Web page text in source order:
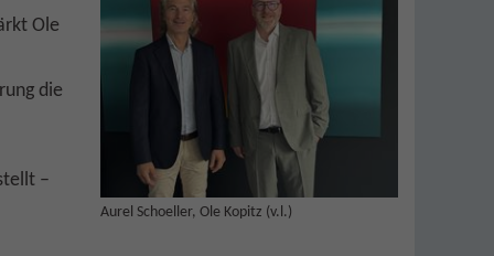
Ole
die
–
Aurel Schoeller, Ole Kopitz (v.l.)